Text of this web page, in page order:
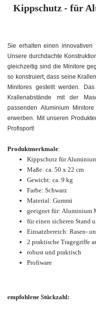
Kippschutz - für
Sie erhalten einen innovativen
Unsere durchdachte
gleichzeitig sind die Minitore
so konstruiert, dass seine
Minitores gestellt werden.
Krallenabstände mit der
passenden Aluminium
erwerben. Mit unseren
Profisport!
Produktmerkmale:
Kippschutz für
Maße: ca. 50 x 22 cm
Gewicht: ca. 9 kg
Farbe: Schwarz
Material: Gummi
geeignet für: Aluminium
für einen sicheren Stand
Einsatzbereich: Rasen-
2 praktische Tragegriffe
robust und praktisch
Profiware
empfohlene Stückzahl: